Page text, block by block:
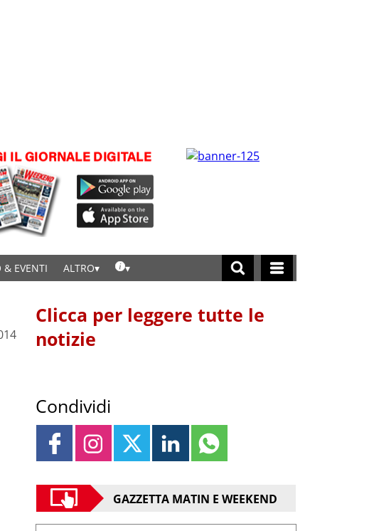
& EVENTI ALTRO
Clicca per leggere tutte le
notizie
Condividi
GAZZETTA MATIN E WEEKEND